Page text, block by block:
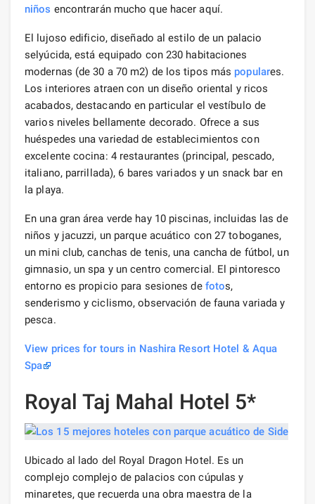
niños encontrarán mucho que hacer aquí.
El lujoso edificio, diseñado al estilo de un palacio
selyúcida, está equipado con 230 habitaciones
modernas (de 30 a 70 m2) de los tipos más populares.
Los interiores atraen con un diseño oriental y ricos
acabados, destacando en particular el vestíbulo de
varios niveles bellamente decorado. Ofrece a sus
huéspedes una variedad de establecimientos con
excelente cocina: 4 restaurantes (principal, pescado,
italiano, parrillada), 6 bares variados y un snack bar en
la playa.
En una gran área verde hay 10 piscinas, incluidas las de
niños y jacuzzi, un parque acuático con 27 toboganes,
un mini club, canchas de tenis, una cancha de fútbol, ​​un
gimnasio, un spa y un centro comercial. El pintoresco
entorno es propicio para sesiones de fotos,
senderismo y ciclismo, observación de fauna variada y
pesca.
View prices for tours in Nashira Resort Hotel & Aqua
Spa
Royal Taj Mahal Hotel 5*
Ubicado al lado del Royal Dragon Hotel. Es un
complejo complejo de palacios con cúpulas y
minaretes, que recuerda una obra maestra de la